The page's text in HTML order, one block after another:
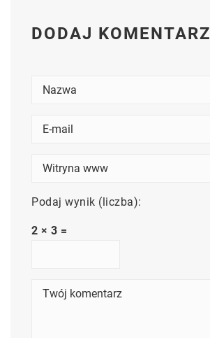
DODAJ KOMENTARZ
Podaj wynik (liczba):
2 × 3 =